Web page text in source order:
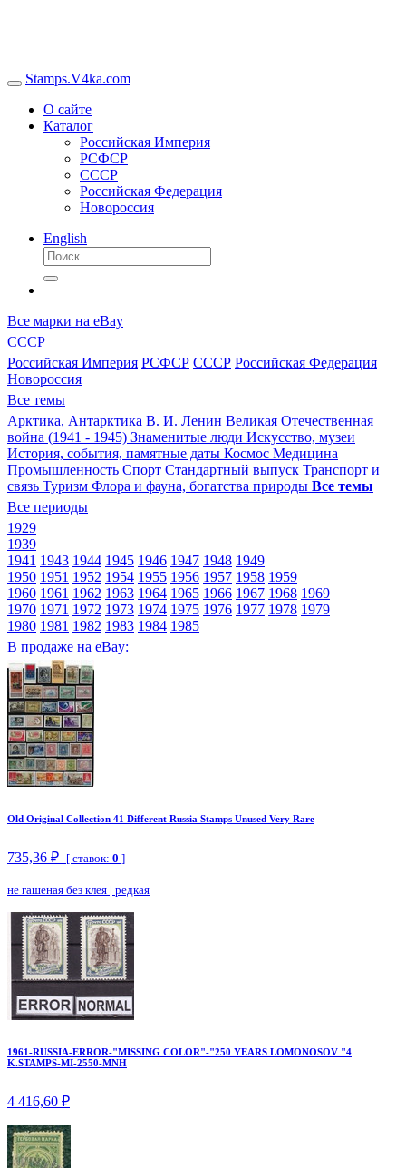
Stamps.V4ka.com
О сайте
Каталог
Российская Империя
РСФСР
СССР
Российская Федерация
Новороссия
English
Все марки на eBay
СССР
Российская Империя РСФСР СССР Российская Федерация
Новороссия
Все темы
Арктика, Антарктика В. И. Ленин Великая Отечественная
война (1941 - 1945) Знаменитые люди Искусство, музеи
История, события, памятные даты Космос Медицина
Промышленность Спорт Стандартный выпуск Транспорт и
связь Туризм Флора и фауна, богатства природы Все темы
Все периоды
1929
1939
1941 1943 1944 1945 1946 1947 1948 1949
1950 1951 1952 1954 1955 1956 1957 1958 1959
1960 1961 1962 1963 1964 1965 1966 1967 1968 1969
1970 1971 1972 1973 1974 1975 1976 1977 1978 1979
1980 1981 1982 1983 1984 1985
В продаже на eBay:
Old Original Collection 41 Different Russia Stamps Unused Very Rare
735,36 ₽ [ ставок: 0 ]
не гашеная без клея | редкая
1961-RUSSIA-ERROR-"MISSING COLOR"-"250 YEARS LOMONOSOV "4
K.STAMPS-MI-2550-MNH
4 416,60 ₽